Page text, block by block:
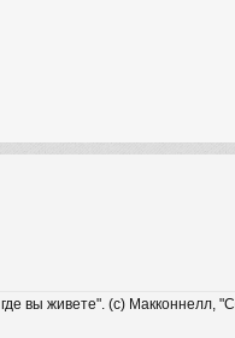
вы живете". (с) Макконнелл,